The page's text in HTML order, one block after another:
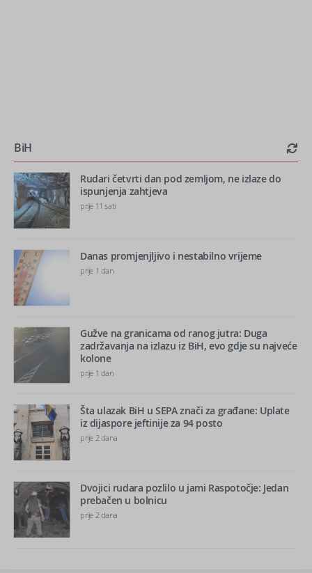
BiH
Rudari četvrti dan pod zemljom, ne izlaze do
ispunjenja zahtjeva
prije 11 sati
Danas promjenjljivo i nestabilno vrijeme
prije 1 dan
Gužve na granicama od ranog jutra: Duga
zadržavanja na izlazu iz BiH, evo gdje su najveće
kolone
prije 1 dan
Šta ulazak BiH u SEPA znači za građane: Uplate
iz dijaspore jeftinije za 94 posto
prije 2 dana
Dvojici rudara pozlilo u jami Raspotočje: Jedan
prebačen u bolnicu
prije 2 dana